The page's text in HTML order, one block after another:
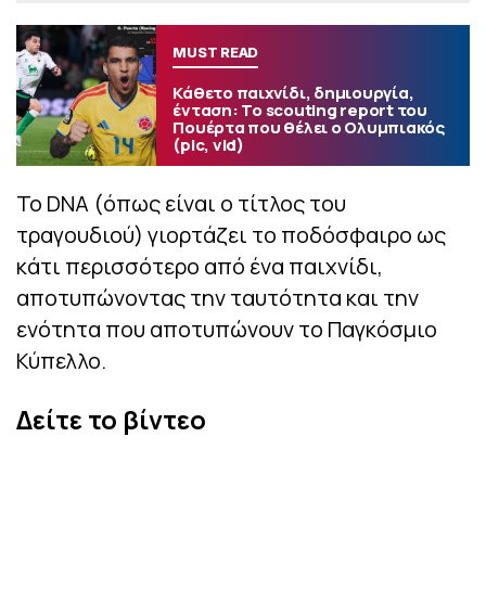
MUST READ
Κάθετο παιχνίδι, δημιουργία,
ένταση: Το scouting report του
Πουέρτα που θέλει ο Ολυμπιακός
(pic, vid)
Το DNA (όπως είναι ο τίτλος του
τραγουδιού) γιορτάζει το ποδόσφαιρο ως
κάτι περισσότερο από ένα παιχνίδι,
αποτυπώνοντας την ταυτότητα και την
ενότητα που αποτυπώνουν το Παγκόσμιο
Κύπελλο.
Δείτε το βίντεο